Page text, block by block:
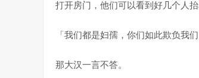
打开房门，他们可以看到好几个人
「我们都是妇孺，你们如此欺负我
那大汉一言不答。